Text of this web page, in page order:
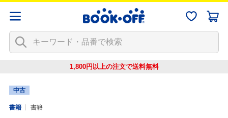
1,800円以上の注文で送料無料
中古
書籍 書籍